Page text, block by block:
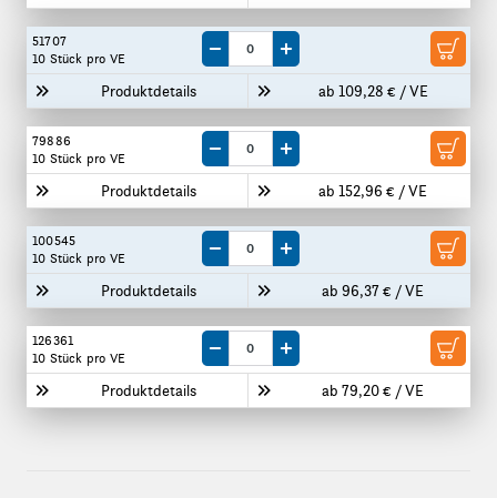
51707
10 Stück pro VE
Produktdetails ab 109,28 € / VE
Menge um eine VE reduzieren
Menge um eine VE erhöhen
79886
10 Stück pro VE
Produktdetails ab 152,96 € / VE
Menge um eine VE reduzieren
Menge um eine VE erhöhen
100545
10 Stück pro VE
Produktdetails ab 96,37 € / VE
Menge um eine VE reduzieren
Menge um eine VE erhöhen
126361
10 Stück pro VE
Produktdetails ab 79,20 € / VE
Menge um eine VE reduzieren
Menge um eine VE erhöhen